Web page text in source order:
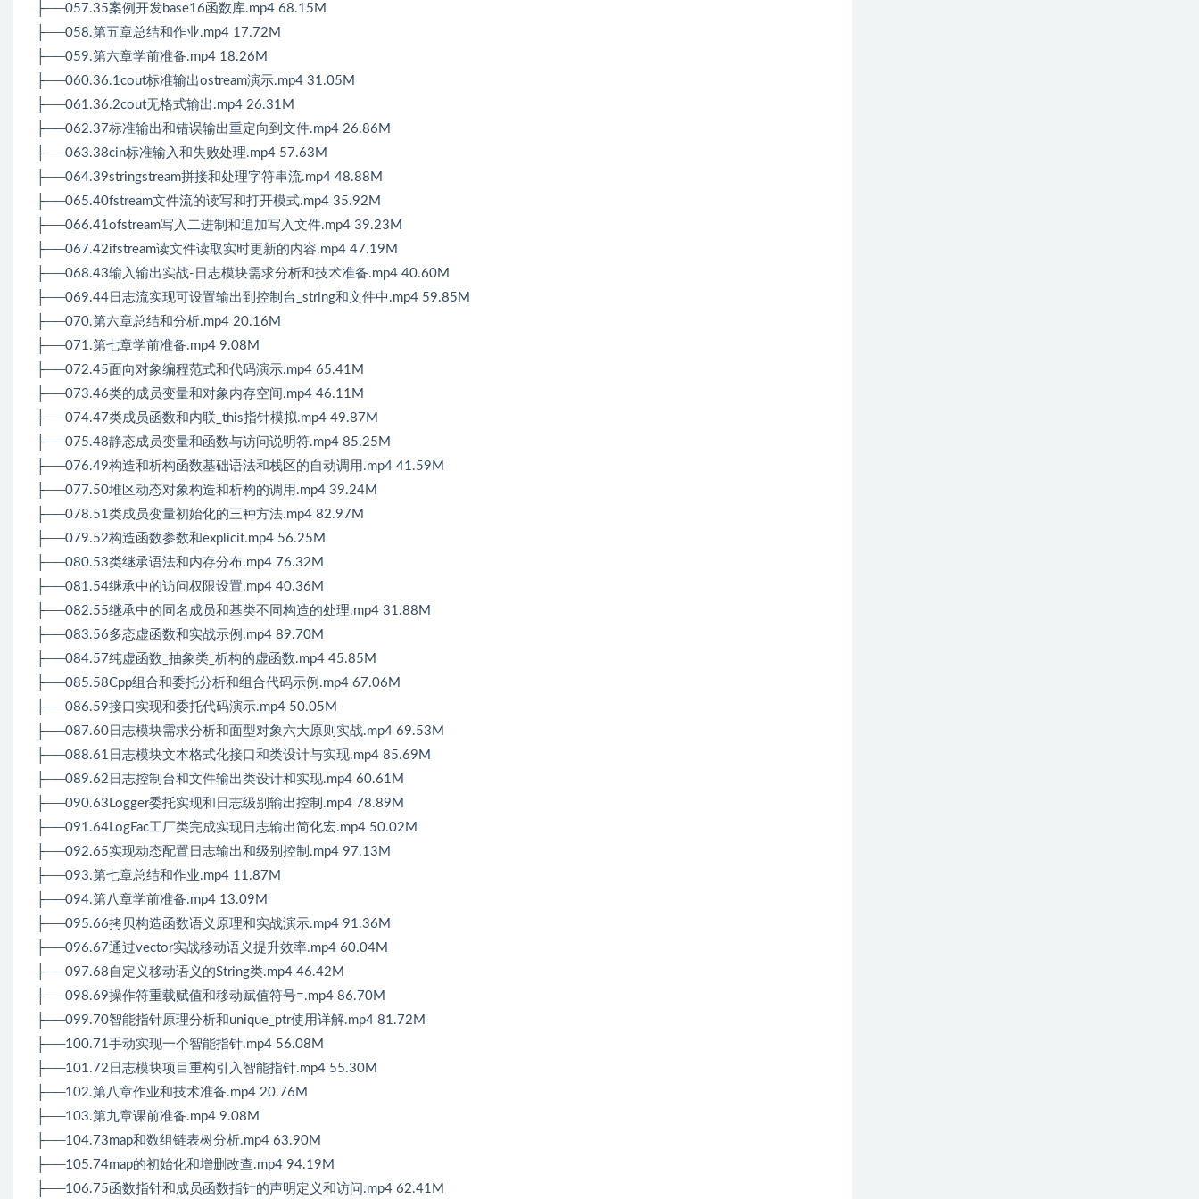
├──057.35案例开发base16函数库.mp4 68.15M
├──058.第五章总结和作业.mp4 17.72M
├──059.第六章学前准备.mp4 18.26M
├──060.36.1cout标准输出ostream演示.mp4 31.05M
├──061.36.2cout无格式输出.mp4 26.31M
├──062.37标准输出和错误输出重定向到文件.mp4 26.86M
├──063.38cin标准输入和失败处理.mp4 57.63M
├──064.39stringstream拼接和处理字符串流.mp4 48.88M
├──065.40fstream文件流的读写和打开模式.mp4 35.92M
├──066.41ofstream写入二进制和追加写入文件.mp4 39.23M
├──067.42ifstream读文件读取实时更新的内容.mp4 47.19M
├──068.43输入输出实战-日志模块需求分析和技术准备.mp4 40.60M
├──069.44日志流实现可设置输出到控制台_string和文件中.mp4 59.85M
├──070.第六章总结和分析.mp4 20.16M
├──071.第七章学前准备.mp4 9.08M
├──072.45面向对象编程范式和代码演示.mp4 65.41M
├──073.46类的成员变量和对象内存空间.mp4 46.11M
├──074.47类成员函数和内联_this指针模拟.mp4 49.87M
├──075.48静态成员变量和函数与访问说明符.mp4 85.25M
├──076.49构造和析构函数基础语法和栈区的自动调用.mp4 41.59M
├──077.50堆区动态对象构造和析构的调用.mp4 39.24M
├──078.51类成员变量初始化的三种方法.mp4 82.97M
├──079.52构造函数参数和explicit.mp4 56.25M
├──080.53类继承语法和内存分布.mp4 76.32M
├──081.54继承中的访问权限设置.mp4 40.36M
├──082.55继承中的同名成员和基类不同构造的处理.mp4 31.88M
├──083.56多态虚函数和实战示例.mp4 89.70M
├──084.57纯虚函数_抽象类_析构的虚函数.mp4 45.85M
├──085.58Cpp组合和委托分析和组合代码示例.mp4 67.06M
├──086.59接口实现和委托代码演示.mp4 50.05M
├──087.60日志模块需求分析和面型对象六大原则实战.mp4 69.53M
├──088.61日志模块文本格式化接口和类设计与实现.mp4 85.69M
├──089.62日志控制台和文件输出类设计和实现.mp4 60.61M
├──090.63Logger委托实现和日志级别输出控制.mp4 78.89M
├──091.64LogFac工厂类完成实现日志输出简化宏.mp4 50.02M
├──092.65实现动态配置日志输出和级别控制.mp4 97.13M
├──093.第七章总结和作业.mp4 11.87M
├──094.第八章学前准备.mp4 13.09M
├──095.66拷贝构造函数语义原理和实战演示.mp4 91.36M
├──096.67通过vector实战移动语义提升效率.mp4 60.04M
├──097.68自定义移动语义的String类.mp4 46.42M
├──098.69操作符重载赋值和移动赋值符号=.mp4 86.70M
├──099.70智能指针原理分析和unique_ptr使用详解.mp4 81.72M
├──100.71手动实现一个智能指针.mp4 56.08M
├──101.72日志模块项目重构引入智能指针.mp4 55.30M
├──102.第八章作业和技术准备.mp4 20.76M
├──103.第九章课前准备.mp4 9.08M
├──104.73map和数组链表树分析.mp4 63.90M
├──105.74map的初始化和增删改查.mp4 94.19M
├──106.75函数指针和成员函数指针的声明定义和访问.mp4 62.41M